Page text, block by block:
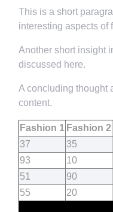
This is a short
interesting aspects of
Another short insight
discussed here.
A concluding thought
content.
Fashion 1 Fashion 2
37
35
93
10
51
90
55
20